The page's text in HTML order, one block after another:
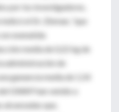
por los investigadores,
el Dr. Zinman, “que
exenatida
media de 0,22 kg de
administración de
ganancia media de 1,54
GWAP han venido a
alcanzadas que,